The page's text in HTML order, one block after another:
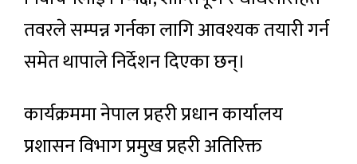
तवरले सम्पन्न गर्नका लागि आवश्यक तयारी गर्न
समेत थापाले निर्देशन दिएका छन्।
कार्यक्रममा नेपाल प्रहरी प्रधान कार्यालय
प्रशासन विभाग प्रमुख प्रहरी अतिरिक्त